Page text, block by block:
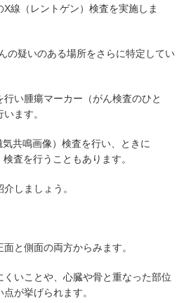
線（レントゲン）検査を実施しま
の疑いのある場所をさらに特定してい
い腫瘍マーカー（がん検査のひと
ます。
共鳴画像）検査を行い、ときに
査を行うこともあります。
しましょう。
と側面の両方からみます。
くいことや、心臓や骨と重なった部位
が挙げられます。